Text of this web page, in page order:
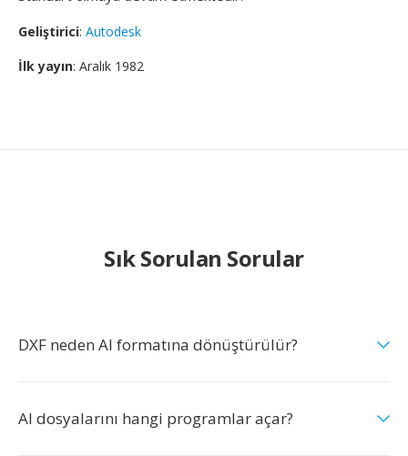
Geliştirici: Autodesk
İlk yayın: Aralık 1982
Sık Sorulan Sorular
DXF neden AI formatına dönüştürülür?
AI dosyalarını hangi programlar açar?